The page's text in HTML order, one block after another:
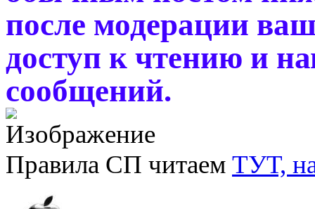
после модерации
доступ к чтению и
сообщений.
Правила СП читаем ТУТ,